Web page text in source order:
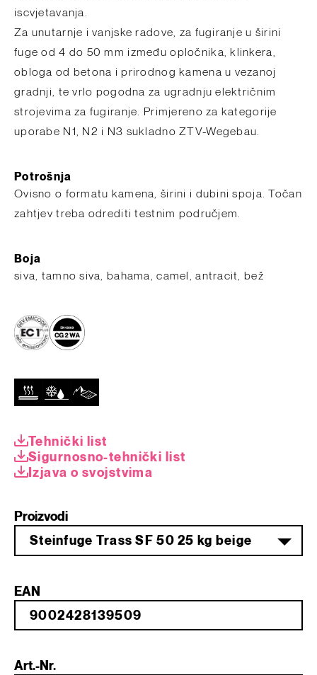
iscvjetavanja.
Za unutarnje i vanjske radove, za fugiranje u širini
fuge od 4 do 50 mm između opločnika, klinkera,
obloga od betona i prirodnog kamena u vezanoj
gradnji, te vrlo pogodna za ugradnju električnim
strojevima za fugiranje. Primjereno za kategorije
uporabe N1, N2 i N3 sukladno ZTV-Wegebau.
Potrošnja
Ovisno o formatu kamena, širini i dubini spoja. Točan
zahtjev treba odrediti testnim područjem.
Boja
siva, tamno siva, bahama, camel, antracit, bež
Tehnički list
Sigurnosno-tehnički list
Izjava o svojstvima
Proizvodi
Steinfuge Trass SF 50 25 kg beige
EAN
Art.-Nr.